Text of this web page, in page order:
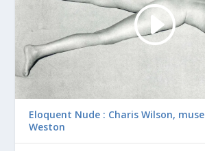
Eloquent Nude : Charis Wilson, muse
Weston